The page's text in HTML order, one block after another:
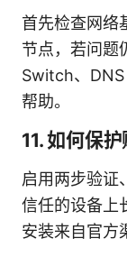
首先检查网络
节点，若问题
Switch、DNS
帮助。
11. 如何保
启用两步验证
信任的设备上
安装来自官方